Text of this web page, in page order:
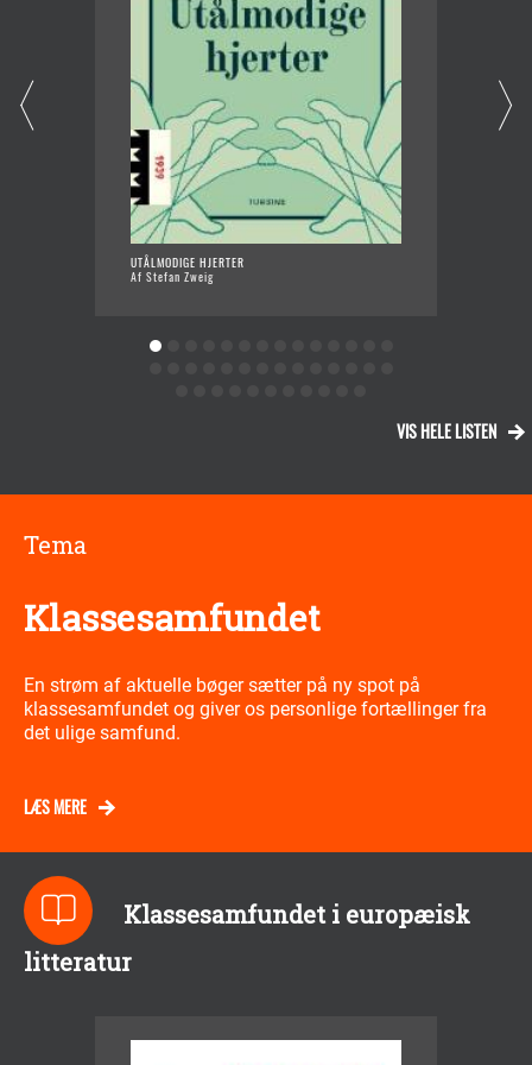
UTÅLMODIGE HJERTER
Af Stefan Zweig
VIS HELE LISTEN
Tema
Klassesamfundet
En strøm af aktuelle bøger sætter på ny spot på
klassesamfundet og giver os personlige fortællinger fra
det ulige samfund.
LÆS MERE
Klassesamfundet i europæisk
litteratur